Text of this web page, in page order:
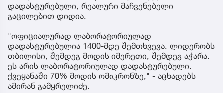
დადასტურებული, რეალური მაჩვენებელი
გაცილებით დიდია.
"ოფიციალურად ლაბორატორიულად
დადასტურებულია 1400-მდე შემთხვევა. ლიდერობს
თბილისი, შემდეგ მოდის იმერეთი, შემდეგ აჭარა.
ეს არის ლაბორატორიულად დადასტურებული.
ქვეყანაში 70% მოდის ომიკრონზე," - აცხადებს
ამირან გამყრელიძე.